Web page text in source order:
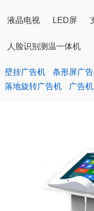
液晶电视 LED屏
人脸识别测温一体机
壁挂广告机 条形屏广
落地旋转广告机
广告机